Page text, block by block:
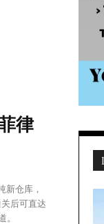
律
新仓库，
后可直达
。